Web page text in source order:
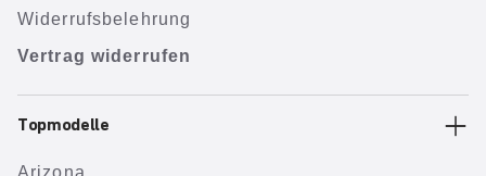
Widerrufsbelehrung
Vertrag widerrufen
Topmodelle
Arizona